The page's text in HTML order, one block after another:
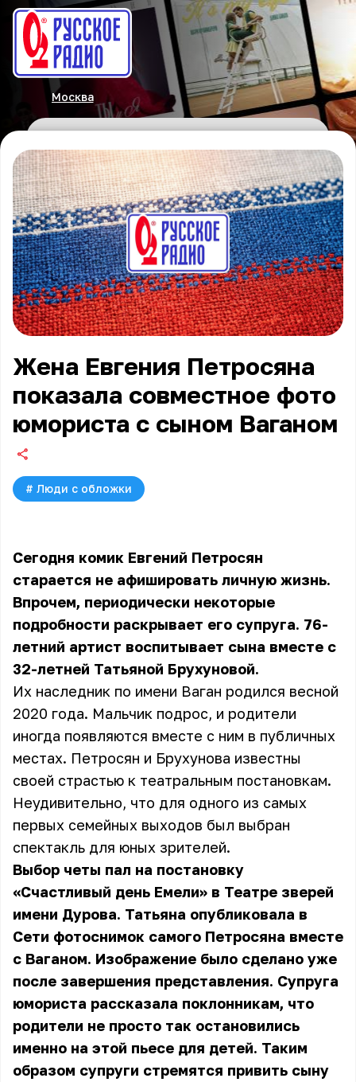
Москва
Жена Евгения Петросяна
показала совместное фото
юмориста с сыном Ваганом
# Люди с обложки
Сегодня комик Евгений Петросян
старается не афишировать личную жизнь.
Впрочем, периодически некоторые
подробности раскрывает его супруга. 76-
летний артист воспитывает сына вместе с
32-летней Татьяной Брухуновой.
Их наследник по имени Ваган родился весной
2020 года. Мальчик подрос, и родители
иногда появляются вместе с ним в публичных
местах. Петросян и Брухунова известны
своей страстью к театральным постановкам.
Неудивительно, что для одного из самых
первых семейных выходов был выбран
спектакль для юных зрителей.
Выбор четы пал на постановку
«Счастливый день Емели» в Театре зверей
имени Дурова. Татьяна опубликовала в
Сети фотоснимок самого Петросяна вместе
с Ваганом. Изображение было сделано уже
после завершения представления. Супруга
юмориста рассказала поклонникам, что
родители не просто так остановились
именно на этой пьесе для детей. Таким
образом супруги стремятся привить сыну